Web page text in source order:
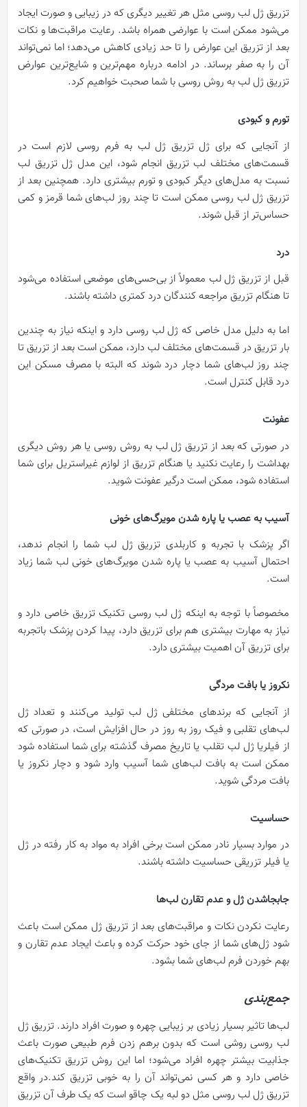
تزریق ژل لب روسی مثل هر تغییر دیگری که در زیبایی و صورت ایجاد
می‌شود ممکن است با عوارضی همراه باشد. رعایت مراقبت‌ها و نکات
بعد از تزریق این عوارض را تا حد زیادی کاهش می‌دهد؛ اما نمی‌تواند
آن را به صفر برساند.در ادامه درباره مهم‌ترین و شایع‌ترین عوارض
تزریق ژل لب به روش روسی با شما صحبت خواهیم کرد.
تورم و کبودی
از آنجایی که برای ژل تزریق ژل لب به فرم روسی لازم است در
قسمت‌های مختلف لب تزریق انجام شود، این مدل ژل تزریق لب
نسبت به مدل‌های دیگر کبودی و تورم بیشتری دارد.همچنین بعد از
تزریق ژل لب روسی ممکن است تا چند روز لب‌های شما قرمز و کمی
حساس‌‌تر از قبل شوند.
درد
قبل از تزریق ژل لب معمولاً از بی‌حسی‌های موضعی استفاده می‌شود
تا هنگام تزریق مراجعه کنندگان درد کمتری داشته باشند.
اما به دلیل مدل خاصی که ژل لب روسی دارد و اینکه نیاز به چندین
بار تزریق در قسمت‌های مختلف لب دارد، ممکن است بعد از تزریق تا
چند روز لب‌های شما دچار درد شوند که البته با مصرف مسکن این
درد قابل کنترل است.
عفونت
در صورتی که بعد از تزریق ژل لب به روش روسی یا هر روش دیگری
بهداشت را رعایت نکنید یا هنگام تزریق از لوازم غیراستریل برای شما
استفاده شود، ممکن است درگیر عفونت شوید.
آسیب به عصب یا پاره شدن مویرگ‌های خونی
اگر پزشک با تجربه و کاربلدی تزریق ژل لب شما را انجام ندهد،
احتمال آسیب به عصب یا پاره شدن مویرگ‌های خونی لب شما زیاد
است.
مخصوصاً با توجه به اینکه ژل لب روسی تکنیک تزریق خاصی دارد و
نیاز به مهارت بیشتری هم برای تزریق دارد، پیدا کردن پزشک باتجربه
برای تزریق آن اهمیت بیشتری دارد.
نکروز یا بافت مردگی
از آنجایی که برندهای مختلفی ژل لب تولید می‌کنند و تعداد ژل
لب‌های تقلبی و فیک روز به روز در حال افزایش است، در صورتی که
از فیلریا ژل لب تقلب یا تاریخ مصرف گذشته برای شما استفاده شود
ممکن است به بافت لب‌های شما آسیب وارد شود و دچار نکروز یا
بافت مردگی شوید.
حساسیت
در موارد بسیار نادر ممکن است برخی افراد به مواد به کار رفته در ژل
یا فیلر تزریقی حساسیت داشته باشند.
جابجاشدن ژل و عدم تقارن لب‌ها
رعایت نکردن نکات و مراقبت‌های بعد از تزریق ژل ممکن است باعث
شود ژل‌های شما از جای خود حرکت کرده و باعث ایجاد عدم تقارن و
بهم خوردن فرم لب‌های شما بشود.
جمع‌بندی
لب‌ها تاثیر بسیار زیادی بر زیبایی چهره و صورت افراد دارند. تزریق ژل
لب روسی روشی است که بدون برهم زدن فرم طبیعی صورت باعث
جذابیت بیشتر چهره افراد می‌شود؛ اما این روش تزریق تکنیک‌های
خاصی دارد و هر کسی نمی‌تواند آن را به خوبی تزریق کند.در واقع
تزریق ژل لب روسی مثل دو لبه یک چاقو است که یک طرف آن تزریق